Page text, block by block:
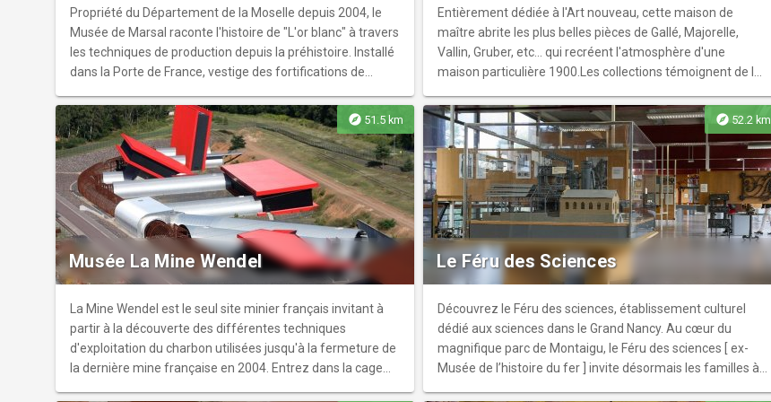
Propriété du Département de la Moselle depuis 2004, le
Musée de Marsal raconte l'histoire de "L'or blanc" à travers
les techniques de production depuis la préhistoire. Installé
dans la Porte de France, vestige des fortifications de
place forte. Les collections illustrent les relations
complexes de l'homme au sel au cours de l'histoire. Les
richesses du musée: des vestiges archéologiques, un
reliquaire du XIV° siècle, une vierge ouvrante du XIV° siècle,
des témoignages de la vie quotidienne. Une nouvelle
muséographie met en avant les fortifications et un film en
3D et restitue la citadelle à l'époque de Vauban.
Entièrement dédiée à l'Art nouveau, cette maison de
maître abrite les plus belles pièces de Gallé, Majorelle,
Vallin, Gruber, etc... qui recréent l'atmosphère d'une
maison particulière 1900.Les collections témoignent de la
céramique...). Le jardin qui présente les essences
préférées des artistes de l'Ecole de Nancy et sa folie-
aquarium valent aussi le détour! Musée gratuit pour les
moins de 26 ans et les étudiants. Billet valable toute la
journée.
explore 51.5 km
Musée La Mine Wendel
La Mine Wendel est le seul site minier français invitant à
partir à la découverte des différentes techniques
d'exploitation du charbon utilisées jusqu'à la fermeture de
la dernière mine française en 2004. Entrez dans la cage
explore 52.2 km
Le Féru des Sciences
Découvrez le Féru des sciences, établissement culturel
dédié aux sciences dans le Grand Nancy. Au cœur du
magnifique parc de Montaigu, le Féru des sciences [ ex-
Musée de l’histoire du fer ] invite désormais les familles à